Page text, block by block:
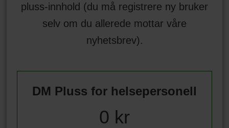
pluss-innhold (du må registrere ny bruker
selv om du allerede mottar våre
nyhetsbrev).
DM Pluss for helsepersonell
0 kr